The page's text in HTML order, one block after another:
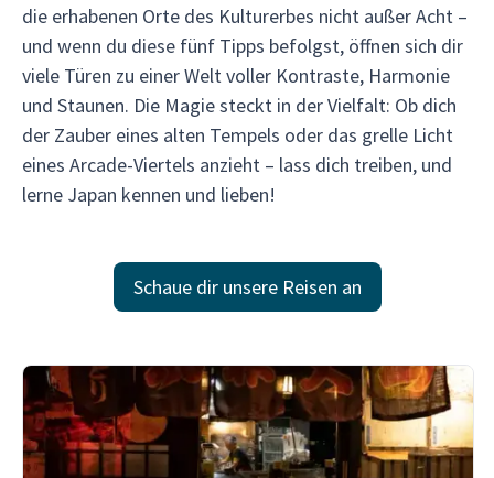
die erhabenen Orte des Kulturerbes nicht außer Acht –
und wenn du diese fünf Tipps befolgst, öffnen sich dir
viele Türen zu einer Welt voller Kontraste, Harmonie
und Staunen. Die Magie steckt in der Vielfalt: Ob dich
der Zauber eines alten Tempels oder das grelle Licht
eines Arcade-Viertels anzieht – lass dich treiben, und
lerne Japan kennen und lieben!
Schaue dir unsere Reisen an